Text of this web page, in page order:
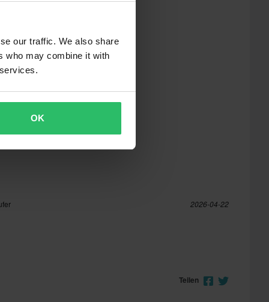
our traffic. We also share
who may combine it with
OK
2026-04-22
Teilen